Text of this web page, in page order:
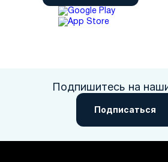
Подпишитесь на
Подписаться